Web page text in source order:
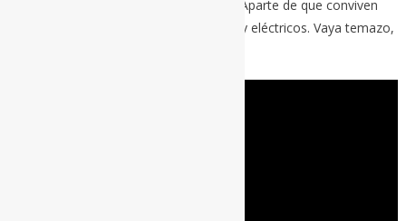
como saltar intentando agarrar la luna. Aparte de que conviven
estupendamente los sonidos acústicos y eléctricos. Vaya temazo,